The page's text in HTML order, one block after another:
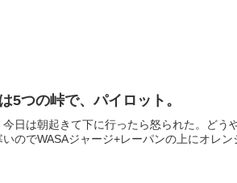
5つの峠で、パイロット。
今日は朝起きて下に行ったら怒られた。ど
いのでWASAジャージ+レーパンの上にオレ